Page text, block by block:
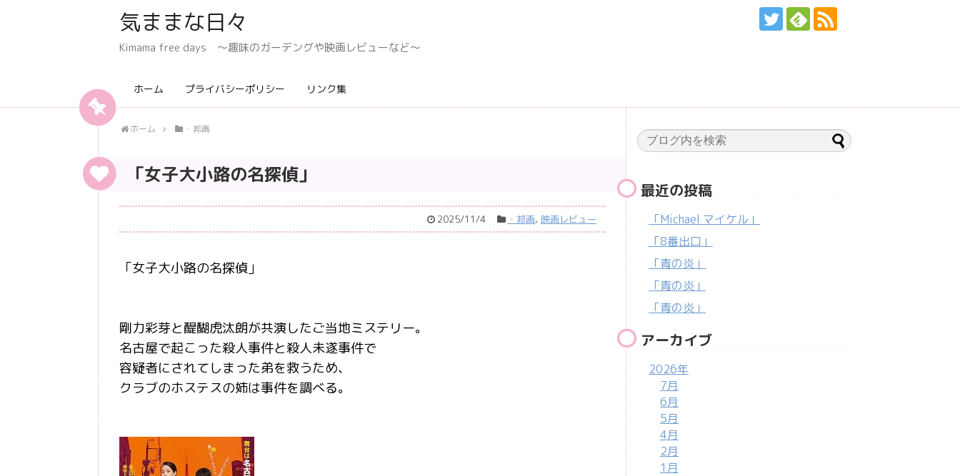
気ままな日々
Kimama free days 〜趣味のガーデングや映画レビューなど〜
ホーム プライバシーポリシー リンク集
ホーム ・邦画
「女子大小路の名探偵」
2025/11/4 ・邦画, 映画レビュー
「女子大小路の名探偵」
剛力彩芽と醍醐虎汰朗が共演したご当地ミステリー。
名古屋で起こった殺人事件と殺人未遂事件で
容疑者にされてしまった弟を救うため、
クラブのホステスの姉は事件を調べる。
最近の投稿
「Michael マイケル」
「8番出口」
「青の炎」
「青の炎」
「青の炎」
アーカイブ
2026年
7月
6月
5月
4月
2月
1月